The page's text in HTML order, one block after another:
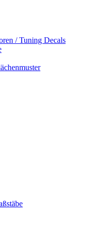
/ Tuning Decals